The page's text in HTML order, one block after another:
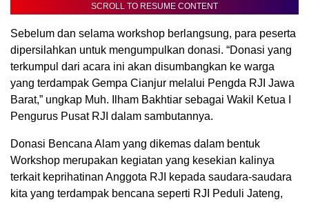
SCROLL TO RESUME CONTENT
Sebelum dan selama workshop berlangsung, para peserta
dipersilahkan untuk mengumpulkan donasi. “Donasi yang
terkumpul dari acara ini akan disumbangkan ke warga
yang terdampak Gempa Cianjur melalui Pengda RJI Jawa
Barat,” ungkap Muh. Ilham Bakhtiar sebagai Wakil Ketua I
Pengurus Pusat RJI dalam sambutannya.
Donasi Bencana Alam yang dikemas dalam bentuk
Workshop merupakan kegiatan yang kesekian kalinya
terkait keprihatinan Anggota RJI kepada saudara-saudara
kita yang terdampak bencana seperti RJI Peduli Jateng,